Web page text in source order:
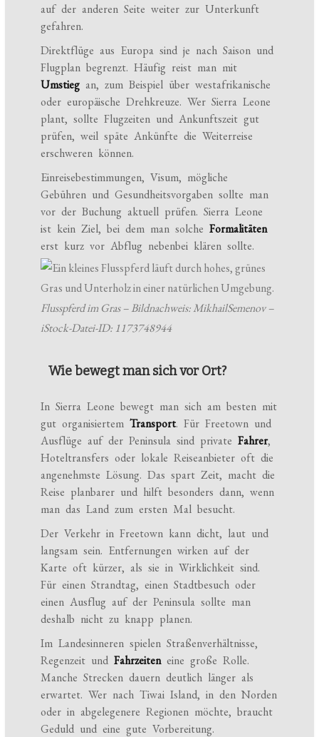
auf der anderen Seite weiter zur Unterkunft
gefahren.
Direktflüge aus Europa sind je nach Saison und
Flugplan begrenzt. Häufig reist man mit
Umstieg an, zum Beispiel über westafrikanische
oder europäische Drehkreuze. Wer Sierra Leone
plant, sollte Flugzeiten und Ankunftszeit gut
prüfen, weil späte Ankünfte die Weiterreise
erschweren können.
Einreisebestimmungen, Visum, mögliche
Gebühren und Gesundheitsvorgaben sollte man
vor der Buchung aktuell prüfen. Sierra Leone
ist kein Ziel, bei dem man solcheFormalitäten
erst kurz vor Abflug nebenbei klären sollte.
Flusspferd im Gras – Bildnachweis: MikhailSemenov –
iStock-Datei-ID: 1173748944
Wie bewegt man sich vor Ort?
In Sierra Leone bewegt man sich am besten mit
gut organisiertemTransport. Für Freetown und
Ausflüge auf der Peninsula sind privateFahrer,
Hoteltransfers oder lokale Reiseanbieter oft die
angenehmste Lösung. Das spart Zeit, macht die
Reise planbarer und hilft besonders dann, wenn
man das Land zum ersten Mal besucht.
Der Verkehr in Freetown kann dicht, laut und
langsam sein. Entfernungen wirken auf der
Karte oft kürzer, als sie in Wirklichkeit sind.
Für einen Strandtag, einen Stadtbesuch oder
einen Ausflug auf der Peninsula sollte man
deshalb nicht zu knapp planen.
Im Landesinneren spielen Straßenverhältnisse,
Regenzeit undFahrzeiteneine große Rolle.
Manche Strecken dauern deutlich länger als
erwartet. Wer nach Tiwai Island, in den Norden
oder in abgelegenere Regionen möchte, braucht
Geduld und eine gute Vorbereitung.